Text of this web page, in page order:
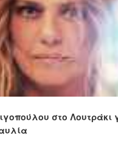
στο Λουτράκι